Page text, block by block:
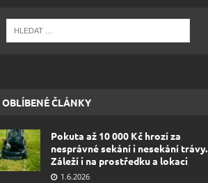
OBLÍBENÉ ČLÁNKY
Pokuta až 10 000 Kč hrozí za
nesprávné sekání i nesekání trávy.
Záleží i na prostředku a lokaci
1.6.2026